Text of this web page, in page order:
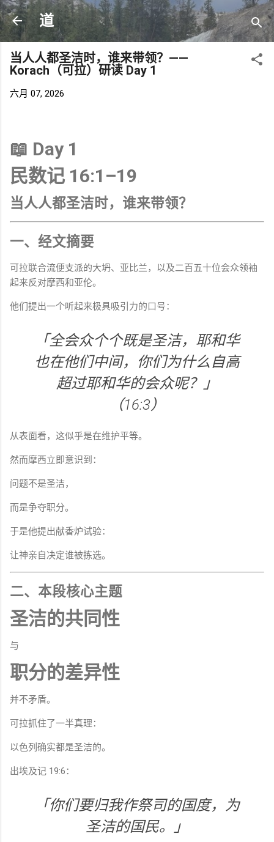
跳至主要内容
道
当人人都圣洁时，谁来带领？——
Korach（可拉）研读 Day 1
六月 07, 2026
📖 Day 1
民数记 16:1–19
当人人都圣洁时，谁来带领？
一、经文摘要
可拉联合流便支派的大坍、亚比兰，以及二百五十位会众领袖
起来反对摩西和亚伦。
他们提出一个听起来极具吸引力的口号：
「全会众个个既是圣洁，耶和华
也在他们中间，你们为什么自高
超过耶和华的会众呢？」
（16:3）
从表面看，这似乎是在维护平等。
然而摩西立即意识到：
问题不是圣洁，
而是争夺职分。
于是他提出献香炉试验：
让神亲自决定谁被拣选。
二、本段核心主题
圣洁的共同性
与
职分的差异性
并不矛盾。
可拉抓住了一半真理：
以色列确实都是圣洁的。
出埃及记 19:6：
「你们要归我作祭司的国度，为
圣洁的国民。」